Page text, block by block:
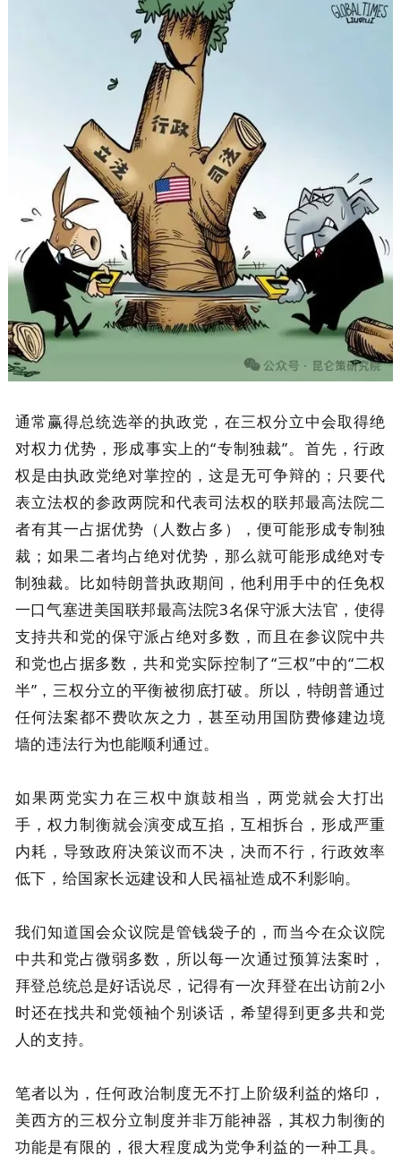
通常赢得总统选举的执政党，在三权分立中会取得绝
对权力优势，形成事实上的“专制独裁”。首先，行政
权是由执政党绝对掌控的，这是无可争辩的；只要代
表立法权的参政两院和代表司法权的联邦最高法院二
者有其一占据优势（人数占多），便可能形成专制独
裁；如果二者均占绝对优势，那么就可能形成绝对专
制独裁。比如特朗普执政期间，他利用手中的任免权
一口气塞进美国联邦最高法院3名保守派大法官，使得
支持共和党的保守派占绝对多数，而且在参议院中共
和党也占据多数，共和党实际控制了“三权”中的“二权
半”，三权分立的平衡被彻底打破。所以，特朗普通过
任何法案都不费吹灰之力，甚至动用国防费修建边境
墙的违法行为也能顺利通过。
如果两党实力在三权中旗鼓相当，两党就会大打出
手，权力制衡就会演变成互掐，互相拆台，形成严重
内耗，导致政府决策议而不决，决而不行，行政效率
低下，给国家长远建设和人民福祉造成不利影响。
我们知道国会众议院是管钱袋子的，而当今在众议院
中共和党占微弱多数，所以每一次通过预算法案时，
拜登总统总是好话说尽，记得有一次拜登在出访前2小
时还在找共和党领袖个别谈话，希望得到更多共和党
人的支持。
笔者以为，任何政治制度无不打上阶级利益的烙印，
美西方的三权分立制度并非万能神器，其权力制衡的
功能是有限的，很大程度成为党争利益的一种工具。